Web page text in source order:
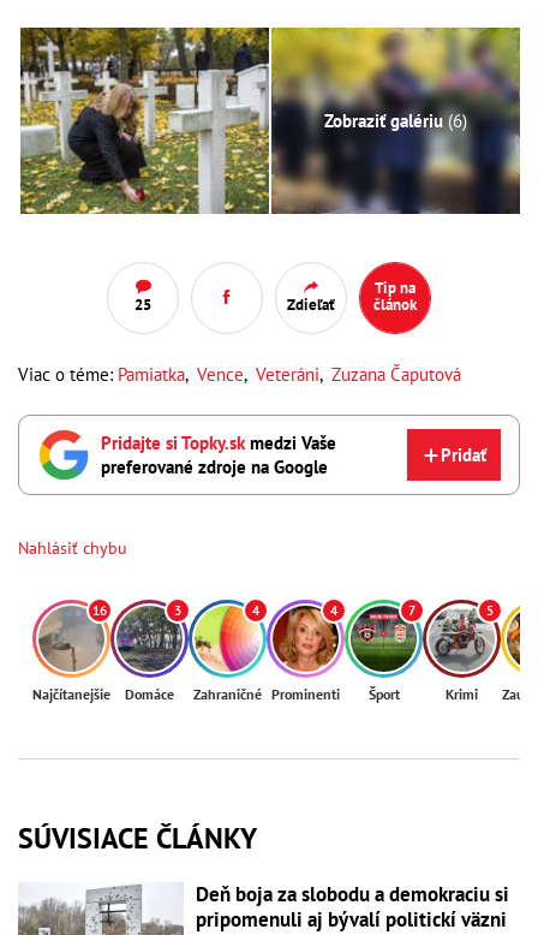
Zobraziť galériu (6)
25 Zdieľať
Tip na
článok
Viac o téme: Pamiatka, Vence, Veteráni, Zuzana Čaputová
Pridajte si Topky.sk medzi Vaše
preferované zdroje na Google
Pridať
Nahlásiť chybu
16
Najčítanejšie
3
Domáce
4
Zahraničné
4
Prominenti
7
Šport
5
Krimi
SÚVISIACE ČLÁNKY
Deň boja za slobodu a demokraciu si
pripomenuli aj bývalí politickí väzni